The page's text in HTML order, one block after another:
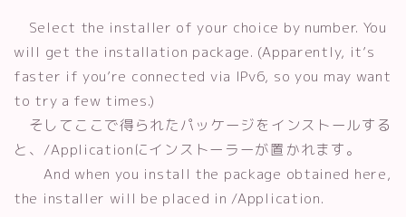
Select the installer of your choice by number. You
will get the installation package. (Apparently, it’s
faster if you’re connected via IPv6, so you may want
to try a few times.)
そしてここで得られたパッケージをインストールする
と、/Applicationにインストーラーが置かれます。
And when you install the package obtained here,
the installer will be placed in /Application.